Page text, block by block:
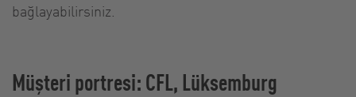
bağlayabilirsiniz.
Müşteri portresi: CFL, Lüksemburg